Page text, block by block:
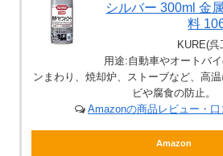
シルバー 300ml 金
料
KURE(呉
用途:自動車やオートバ
ンまわり、焼却炉、ストーブなど、高
ビや腐食の防止。
Amazonの商品レビュー・口
Amazon